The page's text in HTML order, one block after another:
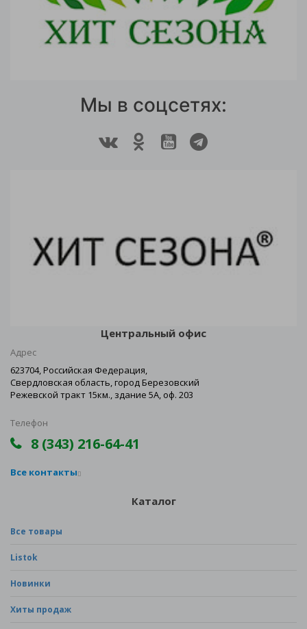
Мы в соцсетях:
Центральный офис
Адрес
623704, Российская Федерация,
Свердловская область, город Березовский
Режевской тракт 15км., здание 5А, оф. 203
Телефон
8 (343) 216-64-41
Все контакты
Каталог
Все товары
Listok
Новинки
Хиты продаж